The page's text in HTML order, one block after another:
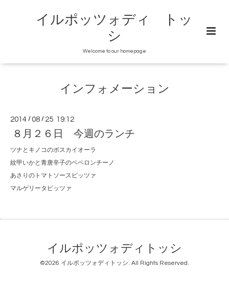
イルポッツォディ トッ
シ
Welcome to our homepage
インフォメーション
2014 /08 / 25 19:12
８月２６日 今週のランチ
ツナとキノコのボスカイオーラ
紋甲いかと青唐辛子のペペロンチーノ
あさりのトマトソースピッツァ
マルゲリータピッツァ
イルポッツォディトッシ
©2026 イルポッツォディトッシ. All Rights Reserved.